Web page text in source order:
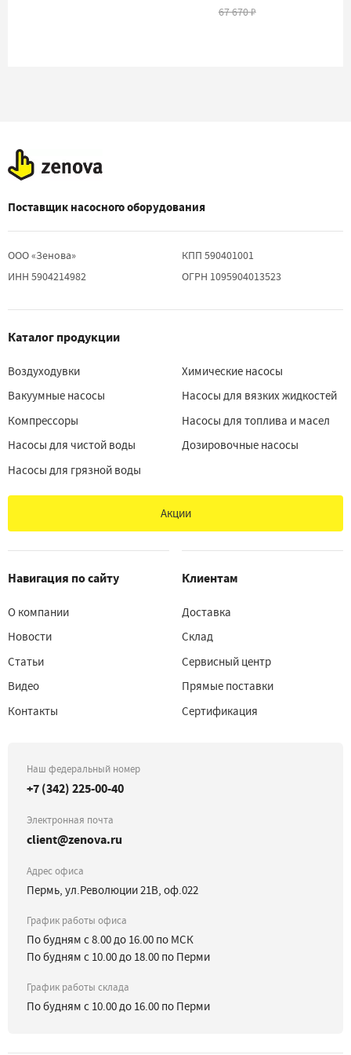
67 670₽
Поставщик насосного оборудования
ООО «Зенова»
ИНН 5904214982
КПП 590401001
ОГРН 1095904013523
Каталог продукции
Воздуходувки
Вакуумные насосы
Компрессоры
Насосы для чистой воды
Насосы для грязной воды
Химические насосы
Насосы для вязких жидкостей
Насосы для топлива и масел
Дозировочные насосы
Акции
Навигация по сайту
О компании
Новости
Статьи
Видео
Контакты
Клиентам
Доставка
Склад
Сервисный центр
Прямые поставки
Сертификация
Наш федеральный номер
+7 (342) 225-00-40
Электронная почта
client@zenova.ru
Адрес офиса
Пермь, ул.Революции 21В, оф.022
График работы офиса
По будням с 8.00 до 16.00 по МСК
По будням с 10.00 до 18.00 по Перми
График работы склада
По будням с 10.00 до 16.00 по Перми